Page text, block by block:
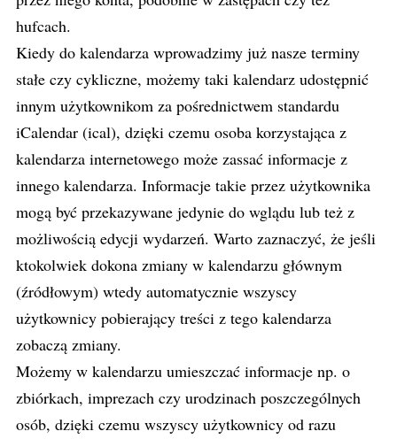
hufcach.
Kiedy do kalendarza wprowadzimy już nasze terminy
stałe czy cykliczne, możemy taki kalendarz udostępnić
innym użytkownikom za pośrednictwem standardu
iCalendar (ical), dzięki czemu osoba korzystająca z
kalendarza internetowego może zassać informacje z
innego kalendarza. Informacje takie przez użytkownika
mogą być przekazywane jedynie do wglądu lub też z
możliwością edycji wydarzeń. Warto zaznaczyć, że jeśli
ktokolwiek dokona zmiany w kalendarzu głównym
(źródłowym) wtedy automatycznie wszyscy
użytkownicy pobierający treści z tego kalendarza
zobaczą zmiany.
Możemy w kalendarzu umieszczać informacje np. o
zbiórkach, imprezach czy urodzinach poszczególnych
osób, dzięki czemu wszyscy użytkownicy od razu